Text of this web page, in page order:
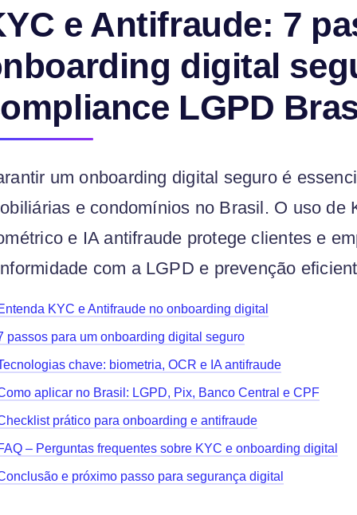
e Antifraude: 7
digital
LGPD
um onboarding digital seguro é
e condomínios no Brasil. O uso de
e IA antifraude protege clientes e
com a LGPD e prevenção
KYC e Antifraude no onboarding digital
passos para um onboarding digital seguro
chave: biometria, OCR e IA antifraude
aplicar no Brasil: LGPD, Pix, Banco Central e CPF
prático para onboarding e antifraude
– Perguntas frequentes sobre KYC e onboarding digital
e próximo passo para segurança digital